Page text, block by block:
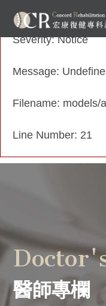
Severity: Notice
Message:
Filename: models/
Line Number: 21
醫師專欄